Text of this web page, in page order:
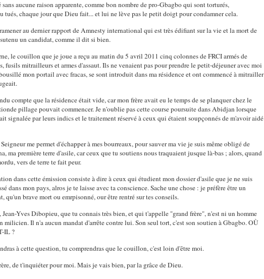
aucune raison apparente, comme bon nombre de pro-Gbagbo qui sont torturés,
tués, chaque jour que Dieu fait... et lui ne lève pas le petit doigt pour condamner cela.
au dernier rapport de Amnesty international qui est très édifiant sur la vie et la mort de
un candidat, comme il dit si bien.
le couillon que je joue a reçu au matin du 5 avril 2011 cinq colonnes de FRCI armés de
fusils mitrailleurs et armes d'assaut. Ils ne venaient pas pour prendre le petit-déjeuner avec moi
mon portail avec fracas, se sont introduit dans ma résidence et ont commencé à mitrailler
compte que la résidence était vide, car mon frère avait eu le temps de se planquer chez le
pillage pouvait commencer. Je n'oublie pas cette course poursuite dans Abidjan lorsque
signalée par leurs indics et le traitement réservé à ceux qui étaient soupçonnés de m'avoir aidé
me permet d'échapper à mes bourreaux, pour sauver ma vie je suis même obligé de
ma première terre d'asile, car ceux que tu soutiens nous traquaient jusque là-bas ; alors, quand
vers de terre te fait peur.
dans cette émission consiste à dire à ceux qui étudient mon dossier d'asile que je ne suis
dans mon pays, alros je te laisse avec ta conscience. Sache une chose : je préfère être un
qu'un brave mort ou emrpisonné, our être rentré sur tes conseils.
Yves Dibopieu, que tu connais très bien, et qui t'appelle "grand frère", n'est ni un homme
Il n'a aucun mandat d'arrête contre lui. Son seul tort, c'est son soutien à Gbagbo. OÙ
IL ?
à cette question, tu comprendras que le couillon, c'est loin d'être moi.
de t'inquiéter pour moi. Mais je vais bien, par la grâce de Dieu.